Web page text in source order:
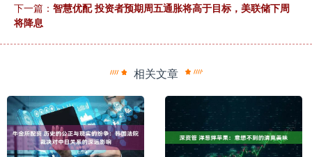
下一篇： 智慧优配 投资者预期周五通胀将高于目标，美联储下周
将降息
相关文章